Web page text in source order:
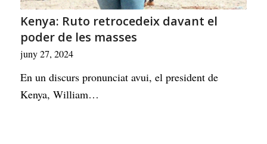
Kenya: Ruto retrocedeix davant el
poder de les masses
juny 27, 2024
En un discurs pronunciat avui, el president de
Kenya, William…